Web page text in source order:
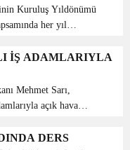
Merzifon Gençlik
BAŞLIYOR
Kuruluş Yıldönümü
her yıl
“1 Eylül
belli oldu.
İŞ ADAMLARIYLA
Mehmet Sarı,
açık hava
Altan Yüce, Macit
DERS